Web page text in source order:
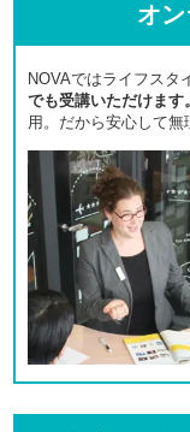
オン
NOVAではライフスタ
でも受講いただけます。
用。だから安心して無